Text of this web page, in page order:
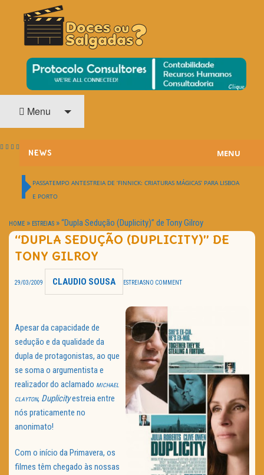
DOCES OU SALGADAS?
O Cinema? Uma Paixão!!
Menu
NEWS
HOME CINEMA
NOTA PESSOAL
TRAILER DO DIA
Política de Privacidade
MENU
PASSATEMPO ANTESTREIA DE ‘FINNICK: CRIATURAS MÁGICAS’ PARA LISBOA
E PORTO
HOME » ESTREIAS »“Dupla Sedução (Duplicity)” de Tony Gilroy
“DUPLA SEDUÇÃO (DUPLICITY)” DE
TONY GILROY
29/03/2009 CLAUDIO SOUSA ESTREIASNO COMMENT
Apesar da capacidade de
sedução e da qualidade da
dupla de protagonistas, ao que
se soma o argumentista e
realizador do aclamado MICHAEL
CLAYTON, Duplicityestreia entre
nós praticamente no
anonimato!
Com o início da Primavera, os
filmes têm chegado às nossas